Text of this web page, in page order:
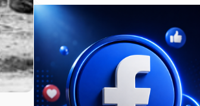
Masuk Singapura Lagi